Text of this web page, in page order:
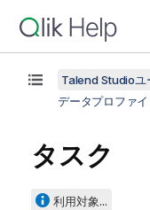
Talend Studioユ
データプロファ
タスク
利用対象...